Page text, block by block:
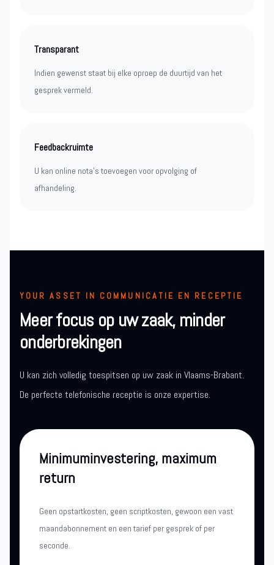
Transparant
Indien gewenst staat bij elke oproep de duurtijd van het
gesprek vermeld.
Feedbackruimte
U kan online nota’s toevoegen voor opvolging of
afhandeling.
YOUR ASSET IN COMMUNICATIE EN RECEPTIE
Meer focus op uw zaak, minder
onderbrekingen
U kan zich volledig toespitsen op uw zaak in Vlaams-Brabant.
De perfecte telefonische receptie is onze expertise.
Minimuminvestering, maximum
return
Geen opstartkosten, geen scriptkosten, gewoon een vast
maandabonnement en een tarief per gesprek of per
seconde.